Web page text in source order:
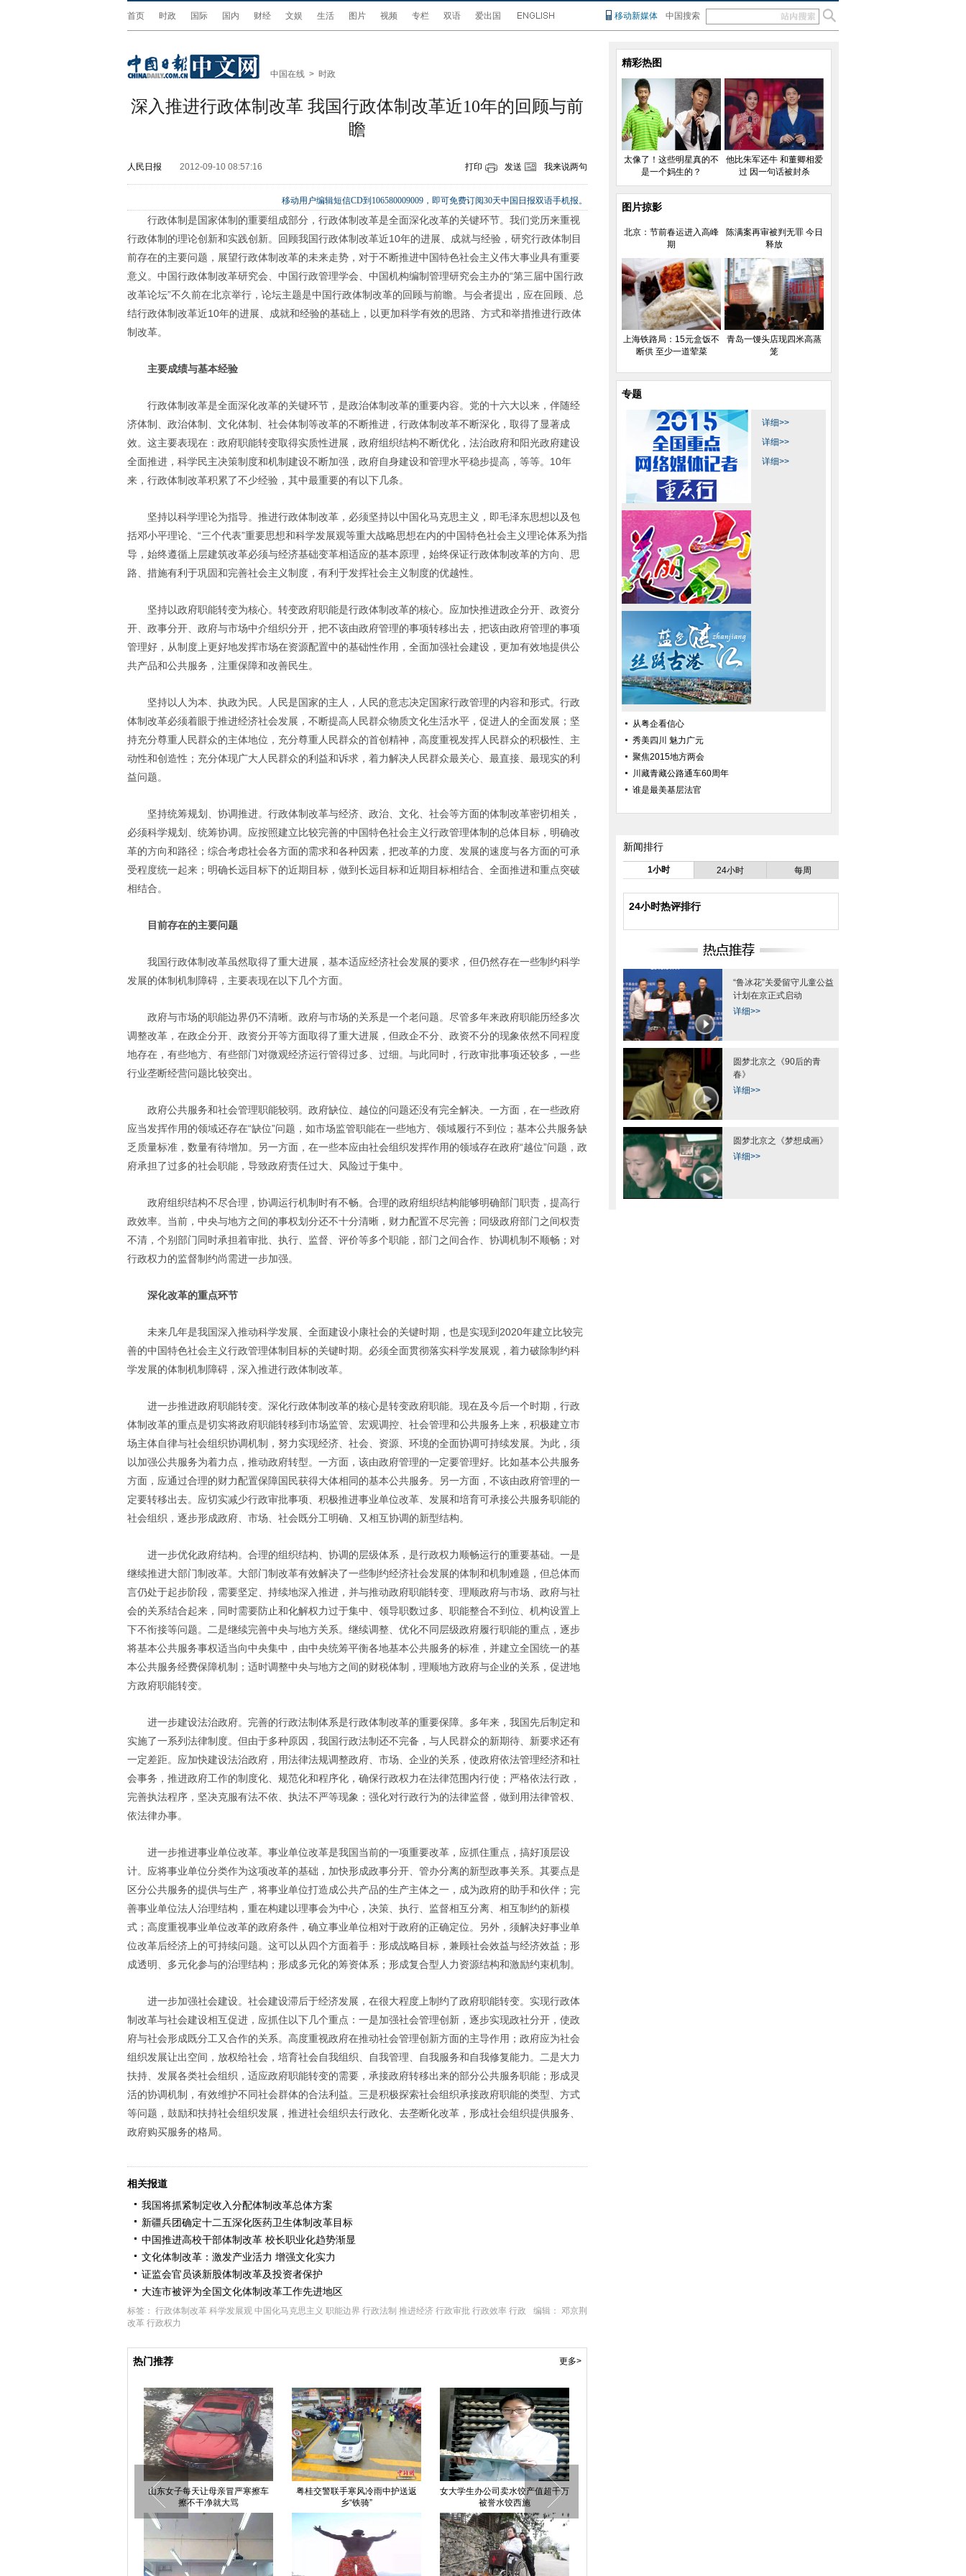
首页 时政 国际 国内 财经 文娱 生活 图片 视频 专栏 双语 爱出国 移动新媒体 中国搜索
中国在线 > 时政
深入推进行政体制改革 我国行政体制改革近10年的回顾与前
瞻
人民日报 2012-09-10 08:57:16 打印 发送 我来说两句
移动用户编辑短信CD到106580009009，即可免费订阅30天中国日报双语手机报。
行政体制是国家体制的重要组成部分，行政体制改革是全面深化改革的关键环节。我们党历来重视
行政体制的理论创新和实践创新。回顾我国行政体制改革近10年的进展、成就与经验，研究行政体制目
前存在的主要问题，展望行政体制改革的未来走势，对于不断推进中国特色社会主义伟大事业具有重要
意义。中国行政体制改革研究会、中国行政管理学会、中国机构编制管理研究会主办的“第三届中国行政
改革论坛”不久前在北京举行，论坛主题是中国行政体制改革的回顾与前瞻。与会者提出，应在回顾、总
结行政体制改革近10年的进展、成就和经验的基础上，以更加科学有效的思路、方式和举措推进行政体
制改革。
主要成绩与基本经验
行政体制改革是全面深化改革的关键环节，是政治体制改革的重要内容。党的十六大以来，伴随经
济体制、政治体制、文化体制、社会体制等改革的不断推进，行政体制改革不断深化，取得了显著成
效。这主要表现在：政府职能转变取得实质性进展，政府组织结构不断优化，法治政府和阳光政府建设
全面推进，科学民主决策制度和机制建设不断加强，政府自身建设和管理水平稳步提高，等等。10年
来，行政体制改革积累了不少经验，其中最重要的有以下几条。
坚持以科学理论为指导。推进行政体制改革，必须坚持以中国化马克思主义，即毛泽东思想以及包
括邓小平理论、“三个代表”重要思想和科学发展观等重大战略思想在内的中国特色社会主义理论体系为指
导，始终遵循上层建筑改革必须与经济基础变革相适应的基本原理，始终保证行政体制改革的方向、思
路、措施有利于巩固和完善社会主义制度，有利于发挥社会主义制度的优越性。
坚持以政府职能转变为核心。转变政府职能是行政体制改革的核心。应加快推进政企分开、政资分
开、政事分开、政府与市场中介组织分开，把不该由政府管理的事项转移出去，把该由政府管理的事项
管理好，从制度上更好地发挥市场在资源配置中的基础性作用，全面加强社会建设，更加有效地提供公
共产品和公共服务，注重保障和改善民生。
坚持以人为本、执政为民。人民是国家的主人，人民的意志决定国家行政管理的内容和形式。行政
体制改革必须着眼于推进经济社会发展，不断提高人民群众物质文化生活水平，促进人的全面发展；坚
持充分尊重人民群众的主体地位，充分尊重人民群众的首创精神，高度重视发挥人民群众的积极性、主
动性和创造性；充分体现广大人民群众的利益和诉求，着力解决人民群众最关心、最直接、最现实的利
益问题。
坚持统筹规划、协调推进。行政体制改革与经济、政治、文化、社会等方面的体制改革密切相关，
必须科学规划、统筹协调。应按照建立比较完善的中国特色社会主义行政管理体制的总体目标，明确改
革的方向和路径；综合考虑社会各方面的需求和各种因素，把改革的力度、发展的速度与各方面的可承
受程度统一起来；明确长远目标下的近期目标，做到长远目标和近期目标相结合、全面推进和重点突破
相结合。
目前存在的主要问题
我国行政体制改革虽然取得了重大进展，基本适应经济社会发展的要求，但仍然存在一些制约科学
发展的体制机制障碍，主要表现在以下几个方面。
政府与市场的职能边界仍不清晰。政府与市场的关系是一个老问题。尽管多年来政府职能历经多次
调整改革，在政企分开、政资分开等方面取得了重大进展，但政企不分、政资不分的现象依然不同程度
地存在，有些地方、有些部门对微观经济运行管得过多、过细。与此同时，行政审批事项还较多，一些
行业垄断经营问题比较突出。
政府公共服务和社会管理职能较弱。政府缺位、越位的问题还没有完全解决。一方面，在一些政府
应当发挥作用的领域还存在“缺位”问题，如市场监管职能在一些地方、领域履行不到位；基本公共服务缺
乏质量标准，数量有待增加。另一方面，在一些本应由社会组织发挥作用的领域存在政府“越位”问题，政
府承担了过多的社会职能，导致政府责任过大、风险过于集中。
政府组织结构不尽合理，协调运行机制时有不畅。合理的政府组织结构能够明确部门职责，提高行
政效率。当前，中央与地方之间的事权划分还不十分清晰，财力配置不尽完善；同级政府部门之间权责
不清，个别部门同时承担着审批、执行、监督、评价等多个职能，部门之间合作、协调机制不顺畅；对
行政权力的监督制约尚需进一步加强。
深化改革的重点环节
未来几年是我国深入推动科学发展、全面建设小康社会的关键时期，也是实现到2020年建立比较完
善的中国特色社会主义行政管理体制目标的关键时期。必须全面贯彻落实科学发展观，着力破除制约科
学发展的体制机制障碍，深入推进行政体制改革。
进一步推进政府职能转变。深化行政体制改革的核心是转变政府职能。现在及今后一个时期，行政
体制改革的重点是切实将政府职能转移到市场监管、宏观调控、社会管理和公共服务上来，积极建立市
场主体自律与社会组织协调机制，努力实现经济、社会、资源、环境的全面协调可持续发展。为此，须
以加强公共服务为着力点，推动政府转型。一方面，该由政府管理的一定要管理好。比如基本公共服务
方面，应通过合理的财力配置保障国民获得大体相同的基本公共服务。另一方面，不该由政府管理的一
定要转移出去。应切实减少行政审批事项、积极推进事业单位改革、发展和培育可承接公共服务职能的
社会组织，逐步形成政府、市场、社会既分工明确、又相互协调的新型结构。
进一步优化政府结构。合理的组织结构、协调的层级体系，是行政权力顺畅运行的重要基础。一是
继续推进大部门制改革。大部门制改革有效解决了一些制约经济社会发展的体制和机制难题，但总体而
言仍处于起步阶段，需要坚定、持续地深入推进，并与推动政府职能转变、理顺政府与市场、政府与社
会的关系结合起来，同时需要防止和化解权力过于集中、领导职数过多、职能整合不到位、机构设置上
下不衔接等问题。二是继续完善中央与地方关系。继续调整、优化不同层级政府履行职能的重点，逐步
将基本公共服务事权适当向中央集中，由中央统筹平衡各地基本公共服务的标准，并建立全国统一的基
本公共服务经费保障机制；适时调整中央与地方之间的财税体制，理顺地方政府与企业的关系，促进地
方政府职能转变。
进一步建设法治政府。完善的行政法制体系是行政体制改革的重要保障。多年来，我国先后制定和
实施了一系列法律制度。但由于多种原因，我国行政法制还不完备，与人民群众的新期待、新要求还有
一定差距。应加快建设法治政府，用法律法规调整政府、市场、企业的关系，使政府依法管理经济和社
会事务，推进政府工作的制度化、规范化和程序化，确保行政权力在法律范围内行使；严格依法行政，
完善执法程序，坚决克服有法不依、执法不严等现象；强化对行政行为的法律监督，做到用法律管权、
依法律办事。
进一步推进事业单位改革。事业单位改革是我国当前的一项重要改革，应抓住重点，搞好顶层设
计。应将事业单位分类作为这项改革的基础，加快形成政事分开、管办分离的新型政事关系。其要点是
区分公共服务的提供与生产，将事业单位打造成公共产品的生产主体之一，成为政府的助手和伙伴；完
善事业单位法人治理结构，重在构建以理事会为中心，决策、执行、监督相互分离、相互制约的新模
式；高度重视事业单位改革的政府条件，确立事业单位相对于政府的正确定位。另外，须解决好事业单
位改革后经济上的可持续问题。这可以从四个方面着手：形成战略目标，兼顾社会效益与经济效益；形
成透明、多元化参与的治理结构；形成多元化的筹资体系；形成复合型人力资源结构和激励约束机制。
进一步加强社会建设。社会建设滞后于经济发展，在很大程度上制约了政府职能转变。实现行政体
制改革与社会建设相互促进，应抓住以下几个重点：一是加强社会管理创新，逐步实现政社分开，使政
府与社会形成既分工又合作的关系。高度重视政府在推动社会管理创新方面的主导作用；政府应为社会
组织发展让出空间，放权给社会，培育社会自我组织、自我管理、自我服务和自我修复能力。二是大力
扶持、发展各类社会组织，适应政府职能转变的需要，承接政府转移出来的部分公共服务职能；形成灵
活的协调机制，有效维护不同社会群体的合法利益。三是积极探索社会组织承接政府职能的类型、方式
等问题，鼓励和扶持社会组织发展，推进社会组织去行政化、去垄断化改革，形成社会组织提供服务、
政府购买服务的格局。
相关报道
我国将抓紧制定收入分配体制改革总体方案
新疆兵团确定十二五深化医药卫生体制改革目标
中国推进高校干部体制改革 校长职业化趋势渐显
文化体制改革：激发产业活力 增强文化实力
证监会官员谈新股体制改革及投资者保护
大连市被评为全国文化体制改革工作先进地区
编辑： 邓京荆
标签： 行政体制改革 科学发展观 中国化马克思主义 职能边界 行政法制 推进经济 行政审批 行政效率 行政
改革 行政权力
热门推荐 更多>
山东女子每天让母亲冒严寒擦车
擦不干净就大骂
粤桂交警联手寒风冷雨中护送返
乡“铁骑”
女大学生办公司卖水饺产值超千万
被誉水饺西施
精彩热图
太像了！这些明星真的不
是一个妈生的？
他比朱军还牛 和董卿相爱
过 因一句话被封杀
图片掠影
北京：节前春运进入高峰
期
陈满案再审被判无罪 今日
释放
上海铁路局：15元盒饭不
断供 至少一道荤菜
青岛一馒头店现四米高蒸
笼
专题
详细>>
详细>>
详细>>
从粤企看信心
秀美四川 魅力广元
聚焦2015地方两会
川藏青藏公路通车60周年
谁是最美基层法官
新闻排行
1小时 24小时 每周
24小时热评排行
“鲁冰花”关爱留守儿童公益
计划在京正式启动
详细>>
圆梦北京之《90后的青
春》
详细>>
圆梦北京之《梦想成画》
详细>>